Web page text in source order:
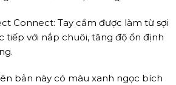
Connect: Tay cầm được làm từ sợi
tiếp với nắp chuôi, tăng độ ổn định
bản này có màu xanh ngọc bích